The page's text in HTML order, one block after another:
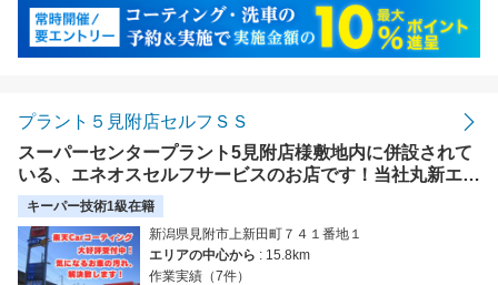
プラント５見附店セルフＳＳ
スーパーセンタープラント5見附店様敷地内に併設されて
いる、エネオスセルフサービスのお店です！当社丸新エネ
ルギーから洗車・コーティングアワード2024 総合満足度
新潟県エリア別ランキング １位２位３位の受賞店を輩出
しました！
キーパー技術1級在籍
新潟県見附市上新田町７４１番地１
エリアの中心から : 15.8km
作業実績（7件）